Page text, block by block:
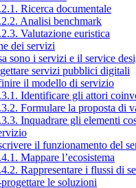
Ricerca documentale
Analisi benchmark
Valutazione euristica
dei servizi
sono i servizi e il service
servizi pubblici digitali
il modello di servizio
Identificare gli attori
Formulare la proposta di
Inquadrare gli elementi
il funzionamento del
Mappare l’ecosistema
Rappresentare i flussi di
le soluzioni